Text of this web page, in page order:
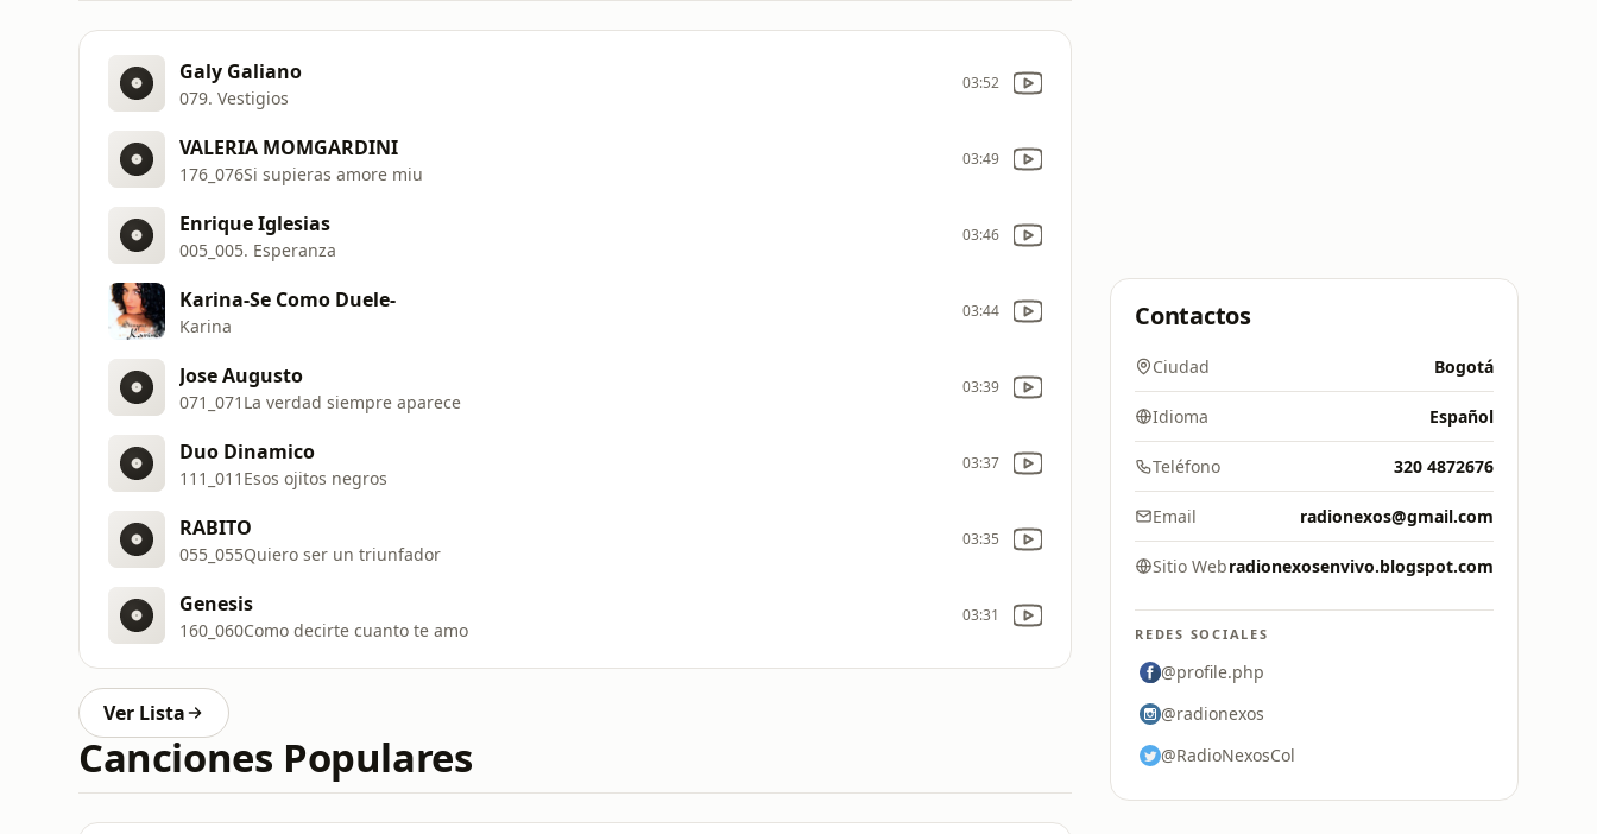
Galy Galiano
079. Vestigios
03:52
VALERIA MOMGARDINI
176_076Si supieras amore miu
03:49
Enrique Iglesias
005_005. Esperanza
03:46
Karina-Se Como Duele-
Karina
03:44
Jose Augusto
071_071La verdad siempre aparece
03:39
Duo Dinamico
111_011Esos ojitos negros
03:37
RABITO
055_055Quiero ser un triunfador
03:35
Genesis
160_060Como decirte cuanto te amo
03:31
Ver Lista
Canciones Populares
Contactos
Ciudad Bogotá
Idioma Español
Teléfono 320 4872676
Email radionexos@gmail.com
Sitio Webradionexosenvivo.blogspot.com
REDES SOCIALES
@profile.php
@radionexos
@RadioNexosCol